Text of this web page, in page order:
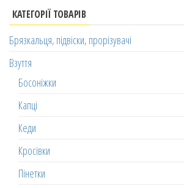
КАТЕГОРІЇ ТОВАРІВ
Брязкальця, підвіски, прорізувачі
Взуття
Босоніжки
Капці
Кеди
Кросівки
Пінетки